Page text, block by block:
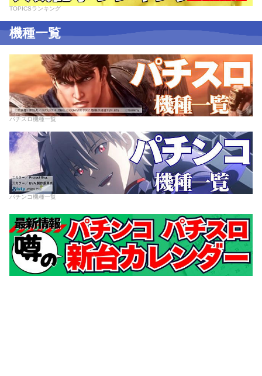
TOPICSランキング
機種一覧
パチスロ機種一覧
パチンコ機種一覧